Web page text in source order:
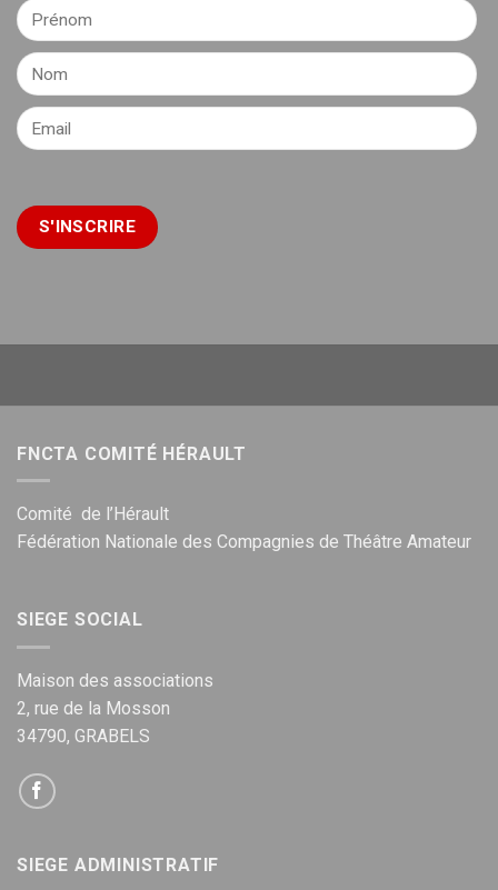
FNCTA COMITÉ HÉRAULT
Comité de l’Hérault
Fédération Nationale des Compagnies de Théâtre Amateur
SIEGE SOCIAL
Maison des associations
2, rue de la Mosson
34790, GRABELS
SIEGE ADMINISTRATIF